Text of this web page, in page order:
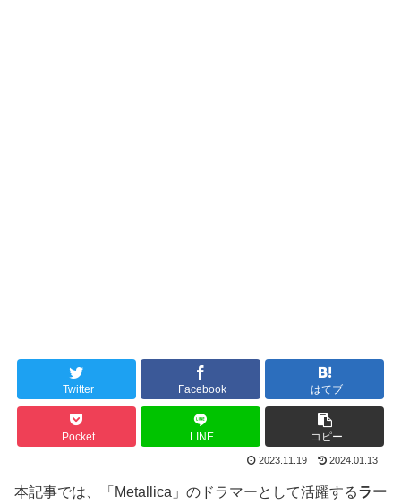
Twitter Facebook はてブ
Pocket LINE コピー
2023.11.19 2024.01.13
本記事では、「Metallica」のドラマーとして活躍するラー